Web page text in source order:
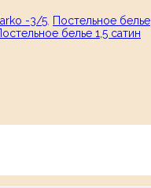
-3/5 Постельное белье
белье 1,5 сатин